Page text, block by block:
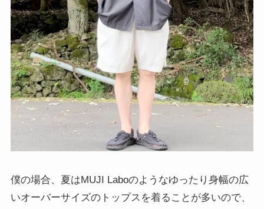
僕の場合、夏はMUJI Laboのようなゆったり身幅の広
いオーバーサイズのトップスを着ることが多いので、